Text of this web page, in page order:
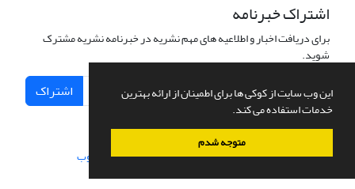
این وب سایت از کوکی ها برای اطمینان از ارائه بهترین
خدمات استفاده می کند.
متوجه شدم
اشتراک خبرنامه
برای دریافت اخبار و اطلاعیه های مهم نشریه در خبرنامه نشریه مشترک
شوید.
اشتراک
سامانه مدیریت نشریات علمی.طراحی و پیاده سازی از سیناوب